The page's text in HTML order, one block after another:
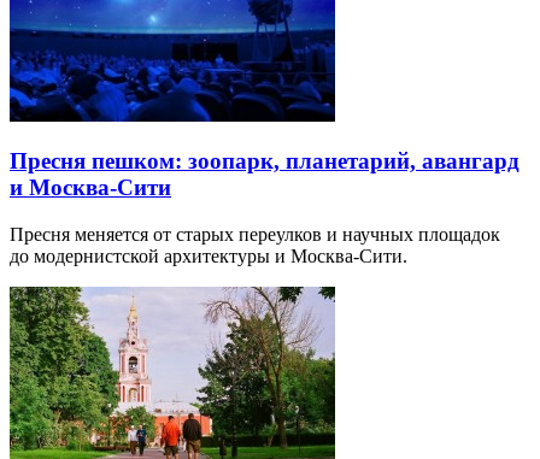
Пресня пешком: зоопарк, планетарий, авангард
и Москва-Сити
Пресня меняется от старых переулков и научных площадок
до модернистской архитектуры и Москва-Сити.